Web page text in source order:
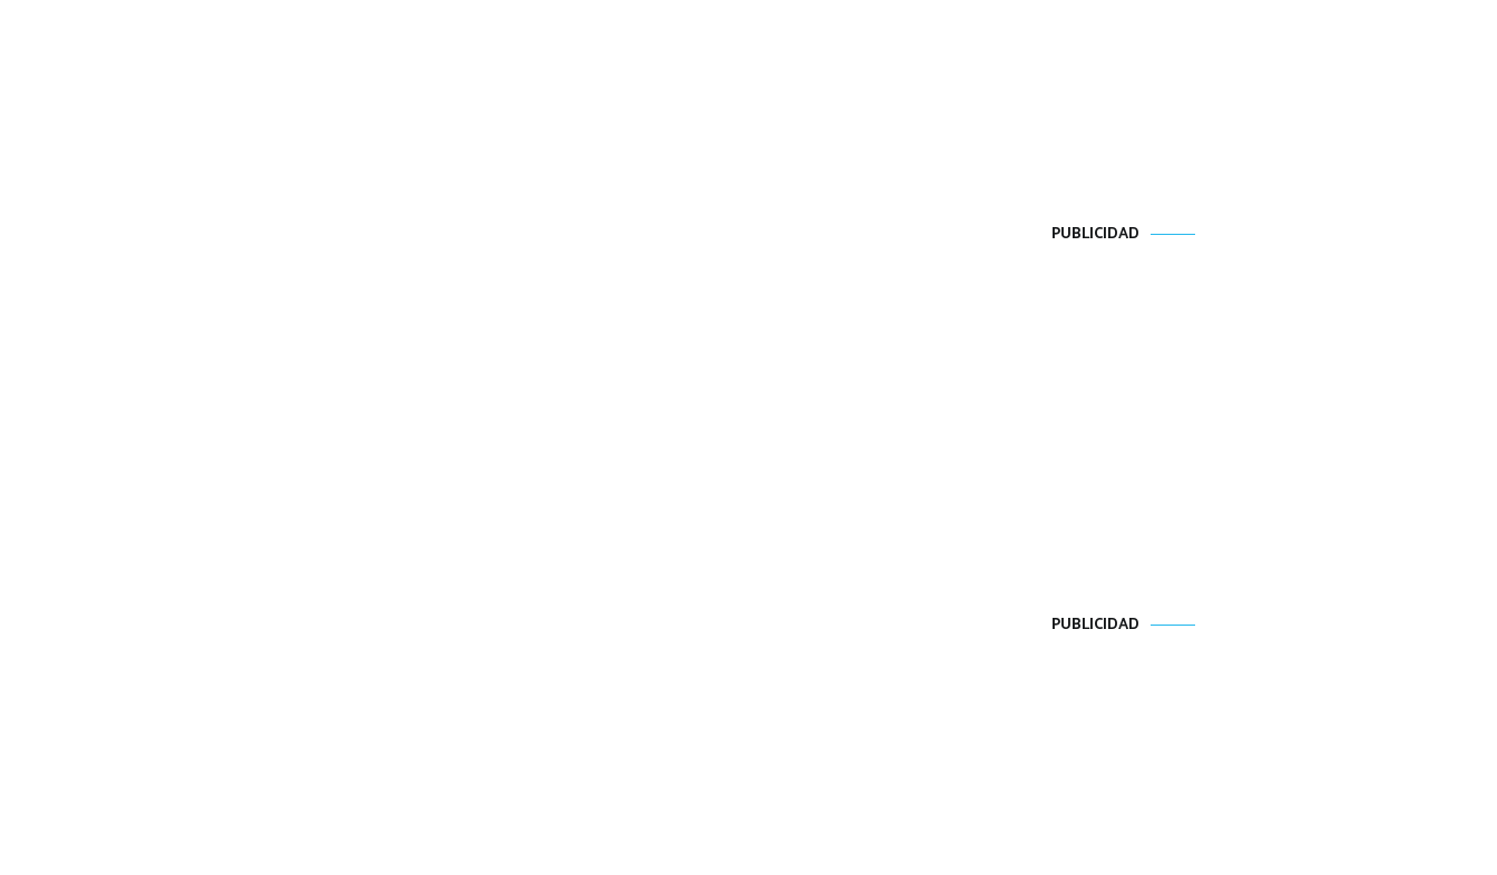
PUBLICIDAD
PUBLICIDAD